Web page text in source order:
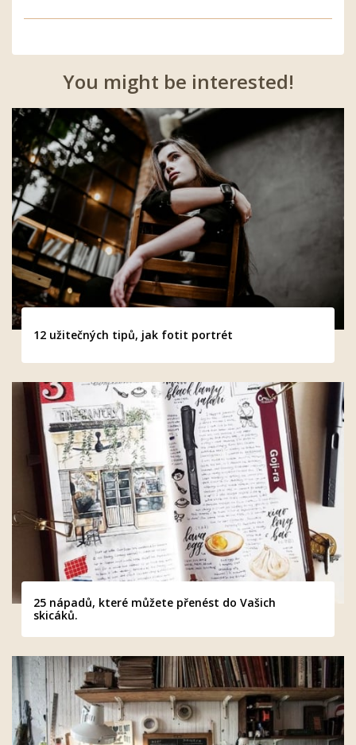
You might be interested!
12 užitečných tipů, jak fotit portrét
25 nápadů, které můžete přenést do Vašich
skicáků.